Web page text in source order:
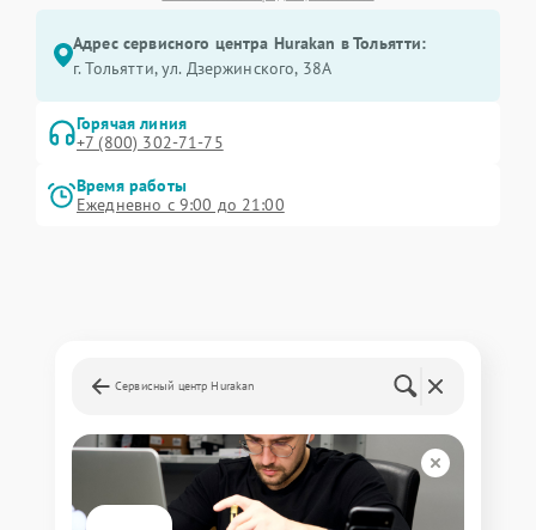
Адрес сервисного центра Hurakan в Тольятти:
г. Тольятти, ул. Дзержинского, 38А
Горячая линия
+7 (800) 302-71-75
Время работы
Ежедневно с 9:00 до 21:00
Сервисный центр Hurakan